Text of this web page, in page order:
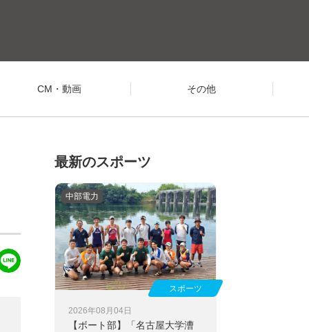
CM・動画 その他
最新のスポーツ
2026年08月04日
【ボート部】
「名古屋大学漕
スポーツ
中部電力